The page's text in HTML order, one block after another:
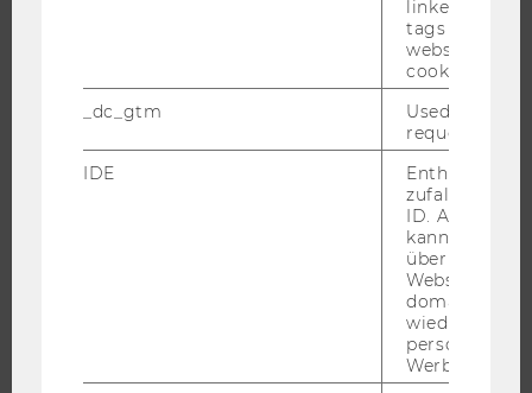
JOBPORTAL
RESEARCH CAREER
WELCOME SERVICES
linked, the
tags on the
website read
cookie.
_dc_gtm
Used to
request rate.
IDE
Enthält eine
ID. Anhand
kann Google
über
Websites
Werbung